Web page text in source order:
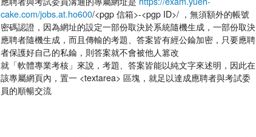
cake.com/jobs.at.ho600/<pgp 信箱>-<pgp ID>/ ，無須額外的帳號
密碼認證，因為網址的設定一部份取決於系統隨機生成，一部份取決
應聘者隨機生成，而且傳輸的考題、答案皆有經公錀加密，只要應聘
者保護好自己的私錀，則答案就不會被他人篡改
就「軟體專業考核」來說，考題、答案皆能以純文字來述明，因此在
該專屬網頁內，置一 <textarea> 區塊，就足以達成應聘者與考試委
員的順暢交流